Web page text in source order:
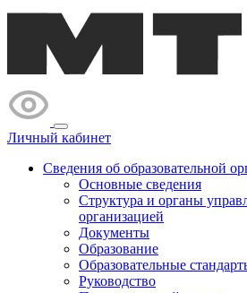
Личный кабинет
Сведения об образовательной
Основные сведения
Структура и органы
организацией
Документы
Образование
Образовательные
Руководство